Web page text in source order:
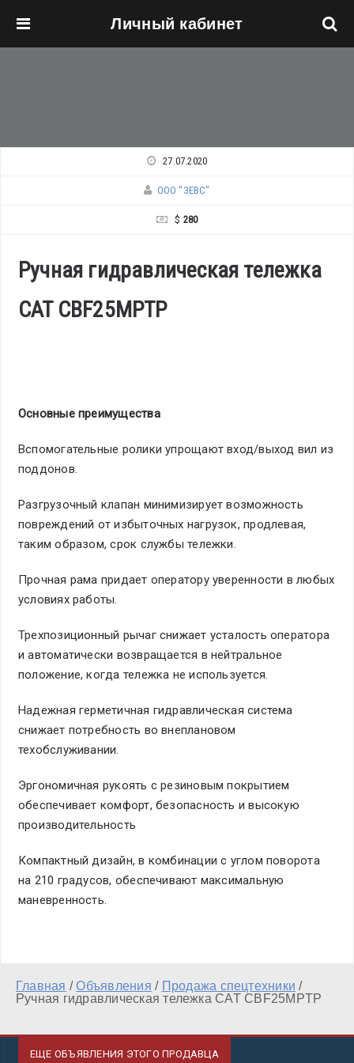
Личный кабинет
27.07.2020
ООО "ЗЕВС"
$ 280
Ручная гидравлическая тележка
CAT CBF25MPTP
Основные преимущества
Вспомогательные ролики упрощают вход/выход вил из
поддонов.
Разгрузочный клапан минимизирует возможность
повреждений от избыточных нагрузок, продлевая,
таким образом, срок службы тележки.
Прочная рама придает оператору уверенности в любых
условиях работы.
Трехпозиционный рычаг снижает усталость оператора
и автоматически возвращается в нейтральное
положение, когда тележка не используется.
Надежная герметичная гидравлическая система
снижает потребность во внеплановом
техобслуживании.
Эргономичная рукоять с резиновым покрытием
обеспечивает комфорт, безопасность и высокую
производительность
Компактный дизайн, в комбинации с углом поворота
на 210 градусов, обеспечивают максимальную
маневренность.
Главная / Объявления / Продажа спецтехники /
Ручная гидравлическая тележка CAT CBF25MPTP
ЕЩЕ ОБЪЯВЛЕНИЯ ЭТОГО ПРОДАВЦА